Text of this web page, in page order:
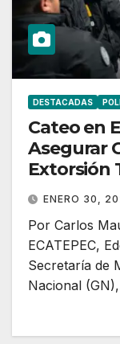
DESTACADAS
Cateo en
Asegurar
Extorsión
ENERO 30,
Por Carlos
ECATEPEC,
Secretaría de
Nacional